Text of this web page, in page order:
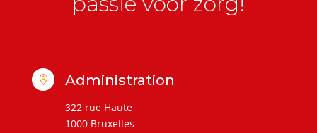
 Administration
322 rue Haute
1000 Bruxelles